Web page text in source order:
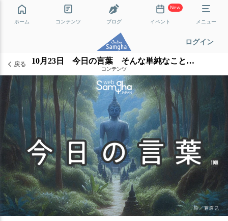
ホーム コンテンツ ブログ
New
イベント メニュー
ログイン
戻る 10月23日 今日の言葉 そんな単純なことではない
コンテンツ